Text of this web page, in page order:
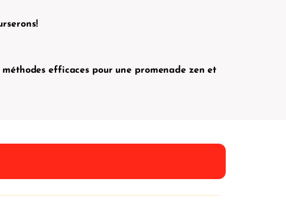
efficaces pour une promenade zen et